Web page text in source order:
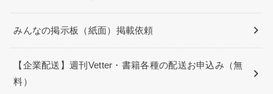
みんなの掲示板（紙面）掲載依頼
【企業配送】週刊Vetter・書籍各種の配送お申込み（無
料）